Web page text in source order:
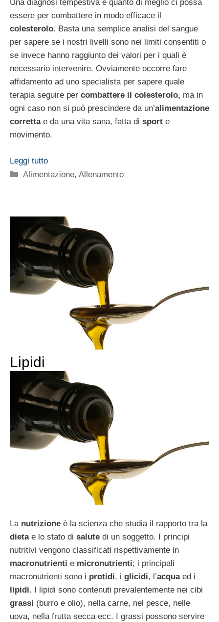
Una diagnosi tempestiva è quanto di meglio ci possa
essere per combattere in modo efficace il
colesterolo. Basta una semplice analisi del sangue
per sapere se i nostri livelli sono nei limiti consentiti o
se invece hanno raggiunto dei valori per i quali è
necessario intervenire. Ovviamente occorre fare
affidamento ad uno specialista per sapere quale
terapia seguire per combattere il colesterolo, ma in
ogni caso non si può prescindere da un’alimentazione
corretta e da una vita sana, fatta di sport e
movimento.
Leggi tutto
Categorie
Alimentazione,Allenamento
Lipidi
La nutrizione è la scienza che studia il rapporto tra la
dieta e lo stato di salute di un soggetto. I principi
nutritivi vengono classificati rispettivamente in
macronutrienti e micronutrienti; i principali
macronutrienti sono i protidi, i glicidi, l’acqua ed i
lipidi. I lipidi sono contenuti prevalentemente nei cibi
grassi (burro e olio), nella carne, nel pesce, nelle
uova, nella frutta secca ecc. I grassi possono servire